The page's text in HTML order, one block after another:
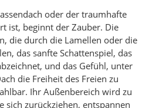
oder der traumhafte
ist, beginnt der Zauber. Die
die durch die Lamellen oder die
das sanfte Schattenspiel, das
und das Gefühl, unter
die Freiheit des Freien zu
Ihr Außenbereich wird zu
sich zurückziehen, entspannen